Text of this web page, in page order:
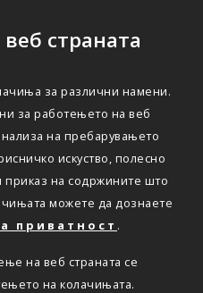
страната
за различни намени.
за работењето на веб
на пребарувањето
искуство, полесно
приказ на содржините што
можете да дознаете
приватност .
на веб страната се
на колачињата.